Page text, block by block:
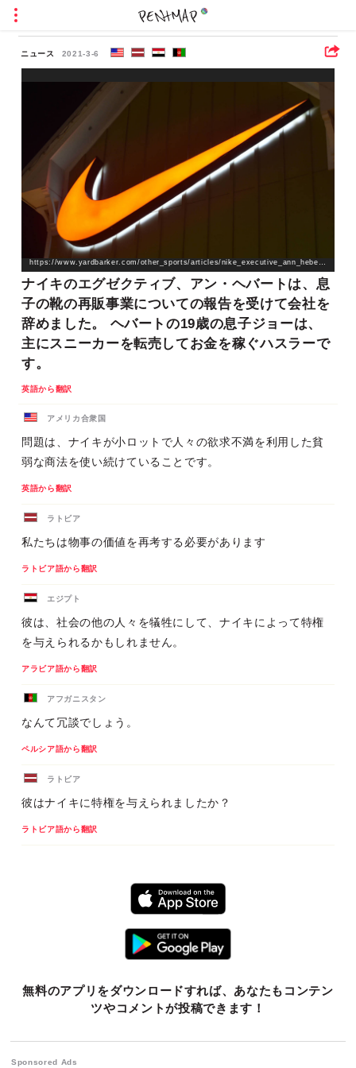
ニュース 2021-3-6
https://www.yardbarker.com/other_sports/articles/nike_executive_ann_hebert_leaves_comp[…]port_about_her_sons_shoe_reselling_business/s1_127_34240070
ナイキのエグゼクティブ、アン・ヘバートは、息
子の靴の再販事業についての報告を受けて会社を
辞めました。 ヘバートの19歳の息子ジョーは、
主にスニーカーを転売してお金を稼ぐハスラーで
す。
英語から翻訳
アメリカ合衆国
問題は、ナイキが小ロットで人々の欲求不満を利用した貧
弱な商法を使い続けていることです。
英語から翻訳
ラトビア
私たちは物事の価値を再考する必要があります
ラトビア語から翻訳
エジプト
彼は、社会の他の人々を犠牲にして、ナイキによって特権
を与えられるかもしれません。
アラビア語から翻訳
アフガニスタン
なんて冗談でしょう。
ペルシア語から翻訳
ラトビア
彼はナイキに特権を与えられましたか？
ラトビア語から翻訳
無料のアプリをダウンロードすれば、あなたもコンテン
ツやコメントが投稿できます！
Sponsored Ads